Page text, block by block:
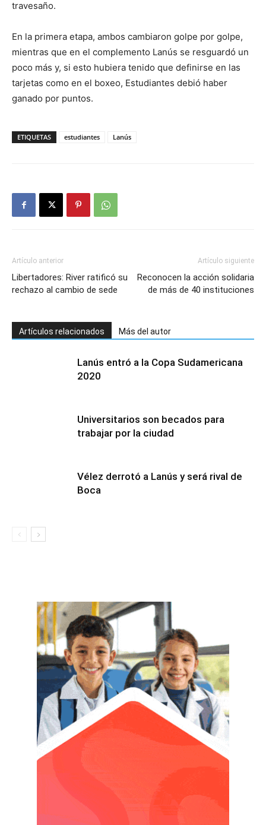
travesaño.
En la primera etapa, ambos cambiaron golpe por golpe,
mientras que en el complemento Lanús se resguardó un
poco más y, si esto hubiera tenido que definirse en las
tarjetas como en el boxeo, Estudiantes debió haber
ganado por puntos.
ETIQUETAS estudiantes Lanús
Artículo anterior
Libertadores: River ratificó su
rechazo al cambio de sede
Artículo siguiente
Reconocen la acción solidaria
de más de 40 instituciones
Artículos relacionados Más del autor
Lanús entró a la Copa Sudamericana
2020
Universitarios son becados para
trabajar por la ciudad
Vélez derrotó a Lanús y será rival de
Boca